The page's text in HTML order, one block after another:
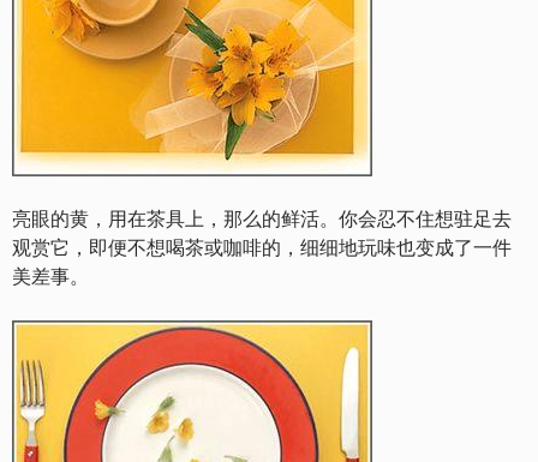
亮眼的黄，用在茶具上，那么的鲜活。你会忍不住想驻足去
观赏它，即便不想喝茶或咖啡的，细细地玩味也变成了一件
美差事。